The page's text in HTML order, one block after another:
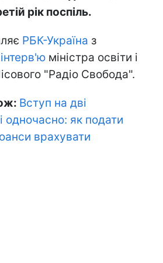
рік поспіль.
РБК-Україна з
інтерв'ю міністра освіти і
"Радіо Свобода".
Вступ на дві
одночасно: як подати
врахувати